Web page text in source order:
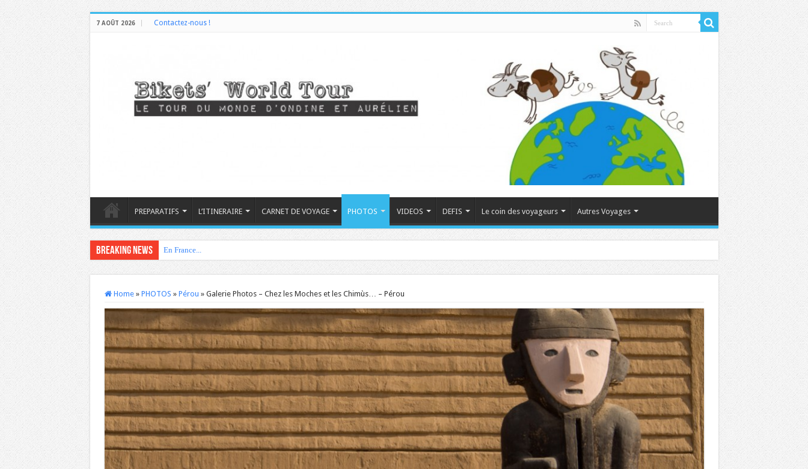
7 AOÛT 2026 Contactez-nous !
PREPARATIFS L’ITINERAIRE CARNET DE VOYAGE PHOTOS VIDEOS DEFIS Le coin des voyageurs Autres Voyages
Breaking News En France...
Home » PHOTOS » Pérou » Galerie Photos – Chez les Moches et les Chimùs… – Pérou